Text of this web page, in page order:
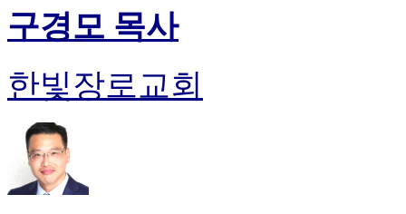
구경모 목사
한빛장로교회